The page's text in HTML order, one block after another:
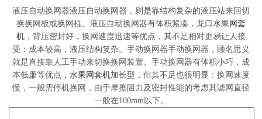
液压自动换网器液压自动换网器，则是靠结构复杂的液压站来回切
换换网板或换网柱。液压自动换网器有体积紧凑，龙口 水果网套
机 ，背压密封好，换网速度迅速等优点，其不足相对更易让人接
受：成本较高，液压结构复杂。手动换网器手动换网器，顾名思义
就是直接靠人工手动来切换换网装置。手动换网器有体积小巧，成
本低廉等优点， 水果网套机加长型，但其不足也很明显：换网速度
慢，一般需停机换网，由于摩擦阻力及密封性能的考虑其滤网直径
一般在100mm以下。